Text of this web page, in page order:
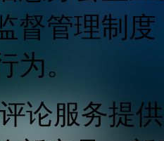
督管理制
为。
论服务提